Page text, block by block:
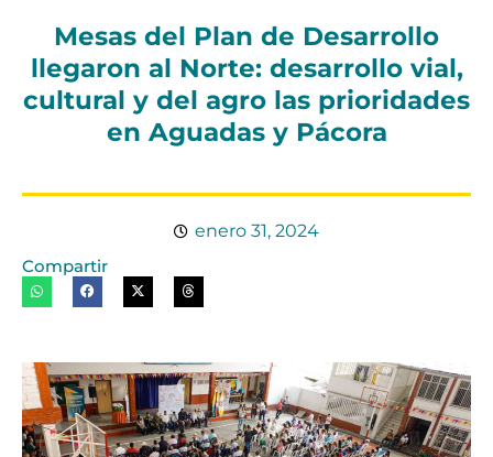
Mesas del Plan de Desarrollo
llegaron al Norte: desarrollo vial,
cultural y del agro las prioridades
en Aguadas y Pácora
enero 31, 2024
Compartir